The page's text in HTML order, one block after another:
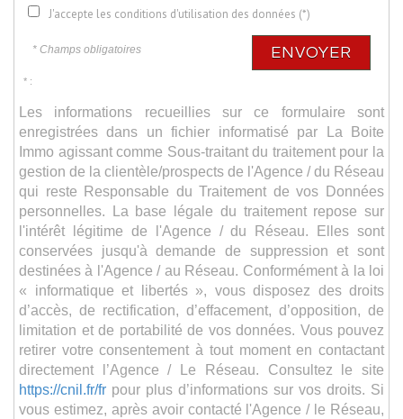
J'accepte les conditions d'utilisation des données (*)
* Champs obligatoires ENVOYER
* :
Les informations recueillies sur ce formulaire sont
enregistrées dans un fichier informatisé par La Boite
Immo agissant comme Sous-traitant du traitement pour la
gestion de la clientèle/prospects de l'Agence / du Réseau
qui reste Responsable du Traitement de vos Données
personnelles. La base légale du traitement repose sur
l'intérêt légitime de l'Agence / du Réseau. Elles sont
conservées jusqu'à demande de suppression et sont
destinées à l'Agence / au Réseau. Conformément à la loi
« informatique et libertés », vous disposez des droits
d’accès, de rectification, d’effacement, d’opposition, de
limitation et de portabilité de vos données. Vous pouvez
retirer votre consentement à tout moment en contactant
directement l’Agence / Le Réseau. Consultez le site
https://cnil.fr/fr pour plus d’informations sur vos droits. Si
vous estimez, après avoir contacté l'Agence / le Réseau,